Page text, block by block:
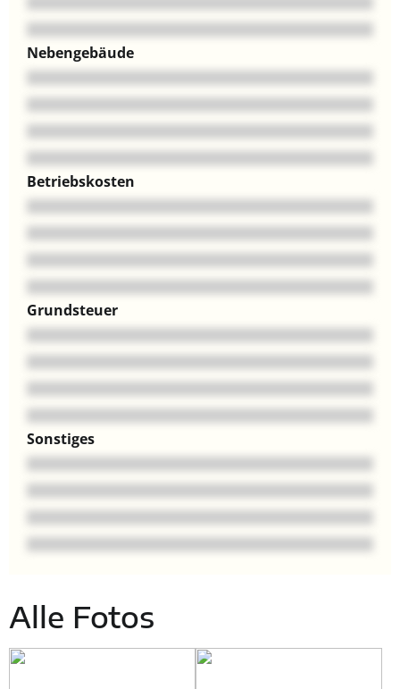
Nebengebäude
Betriebskosten
Grundsteuer
Sonstiges
Alle Fotos